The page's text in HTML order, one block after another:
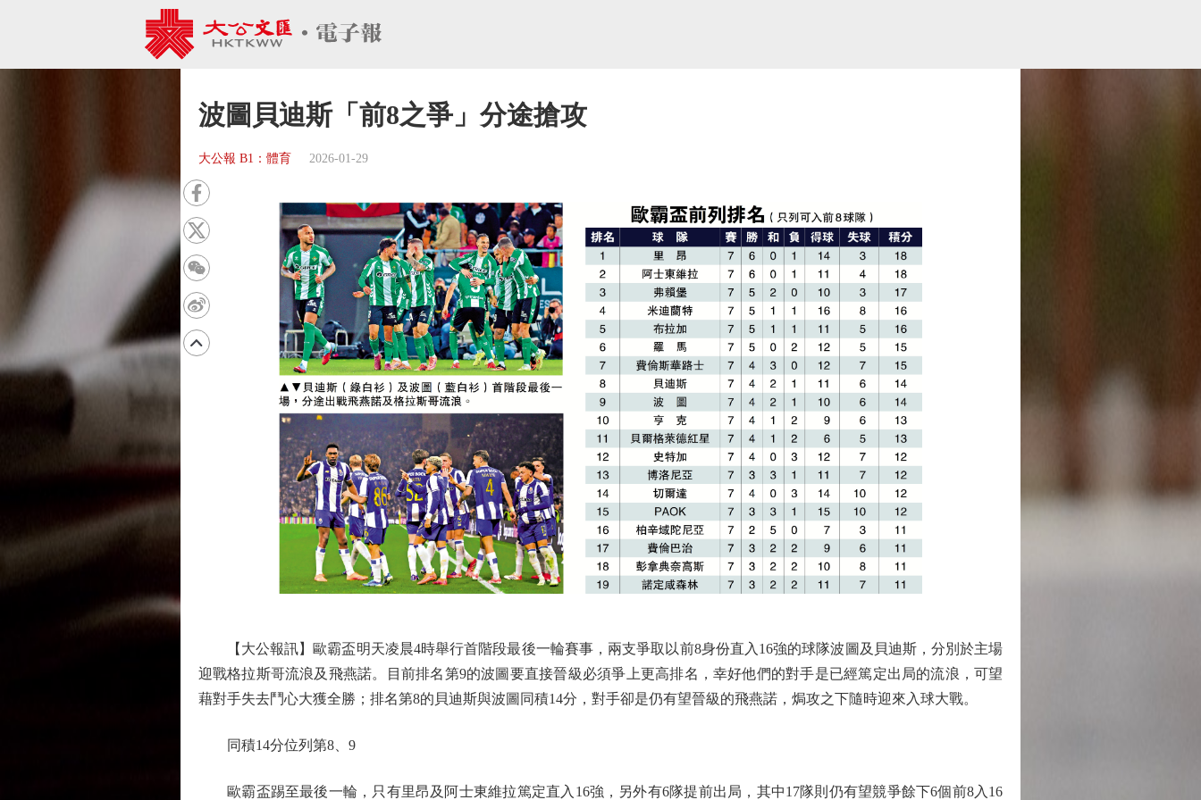
波圖貝迪斯「前8之爭」分途搶攻
大公報 B1：體育 2026-01-29
【大公報訊】歐霸盃明天凌晨4時舉行首階段最後一輪賽事，兩支爭取以前8身份直入16強的球隊波圖及貝迪斯，分別於主場
迎戰格拉斯哥流浪及飛燕諾。目前排名第9的波圖要直接晉級必須爭上更高排名，幸好他們的對手是已經篤定出局的流浪，可望
藉對手失去鬥心大獲全勝；排名第8的貝迪斯與波圖同積14分，對手卻是仍有望晉級的飛燕諾，焗攻之下隨時迎來入球大戰。
同積14分位列第8、9
歐霸盃踢至最後一輪，只有里昂及阿士東維拉篤定直入16強，另外有6隊提前出局，其中17隊則仍有望競爭餘下6個前8入16